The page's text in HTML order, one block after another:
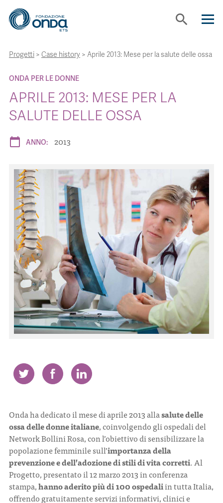
search
CHI SIAMO
CON CHI LAVORIAMO
STRUMENTI
BOLLINI
NEWS
CONTATTI
ITA ENG
Progetti > Case history > Aprile 2013: Mese per la salute delle ossa
ONDA PER LE DONNE
APRILE 2013: MESE PER LA
SALUTE DELLE OSSA
calendar_today ANNO: 2013
Onda ha dedicato il mese di aprile 2013 allasalute delle
ossa delle donne italiane, coinvolgendo gli ospedali del
Network Bollini Rosa, con l’obiettivo di sensibilizzare la
popolazione femminile sull’importanza della
prevenzione e dell’adozione di stili di vita corretti. Al
Progetto, presentato il 12 marzo 2013 in conferenza
stampa,hanno aderito più di 100 ospedaliin tutta Italia,
offrendo gratuitamente servizi informativi, clinici e